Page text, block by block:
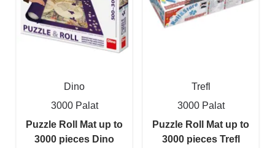
Dino
3000 Palat
Puzzle Roll Mat up to
3000 pieces Dino
Trefl
3000 Palat
Puzzle Roll Mat up to
3000 pieces Trefl